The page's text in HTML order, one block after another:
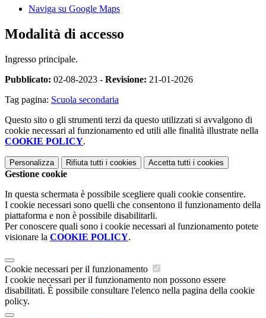
Naviga su Google Maps
Modalità di accesso
Ingresso principale.
Pubblicato: 02-08-2023 - Revisione: 21-01-2026
Tag pagina: Scuola secondaria
Questo sito o gli strumenti terzi da questo utilizzati si avvalgono di
cookie necessari al funzionamento ed utili alle finalità illustrate nella
COOKIE POLICY.
Personalizza Rifiuta tutti i cookies Accetta tutti i cookies
Gestione cookie
In questa schermata è possibile scegliere quali cookie consentire.
I cookie necessari sono quelli che consentono il funzionamento della
piattaforma e non è possibile disabilitarli.
Per conoscere quali sono i cookie necessari al funzionamento potete
visionare la COOKIE POLICY.
Cookie necessari per il funzionamento
I cookie necessari per il funzionamento non possono essere
disabilitati. È possibile consultare l'elenco nella pagina della cookie
policy.